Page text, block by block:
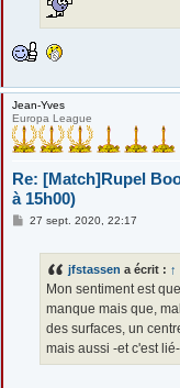
Jean-Yves
Europa League
Re: [Match]Rupel
à 15h00)
M27 sept. 2020, 22:17
jfstassen a écrit : ↑
Mon sentiment est
manque mais que,
des surfaces, un
mais aussi -et c'est